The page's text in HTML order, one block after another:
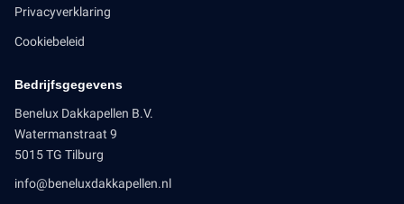
Privacyverklaring
Cookiebeleid
Bedrijfsgegevens
Benelux Dakkapellen B.V.
Watermanstraat 9
5015 TG Tilburg
info@beneluxdakkapellen.nl